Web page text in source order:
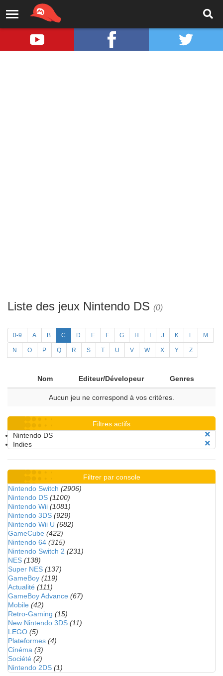
Liste des jeux Nintendo DS (0)
0-9 A B C D E F G H J K L M
N O P Q R S T U V W X Y Z
Nom Editeur/Dévelopeur Genres
Aucun jeu ne correspond à vos critères.
Filtres actifs
Nintendo DS
Indies
Filtrer par console
Nintendo Switch (2906)
Nintendo DS (1100)
Nintendo Wii (1081)
Nintendo 3DS (929)
Nintendo Wii U (682)
GameCube (422)
Nintendo 64 (315)
Nintendo Switch 2 (231)
NES (138)
Super NES (137)
GameBoy (119)
Actualité (111)
GameBoy Advance (67)
Mobile (42)
Retro-Gaming (15)
New Nintendo 3DS (11)
LEGO (5)
Plateformes (4)
Cinéma (3)
Société (2)
Nintendo 2DS (1)